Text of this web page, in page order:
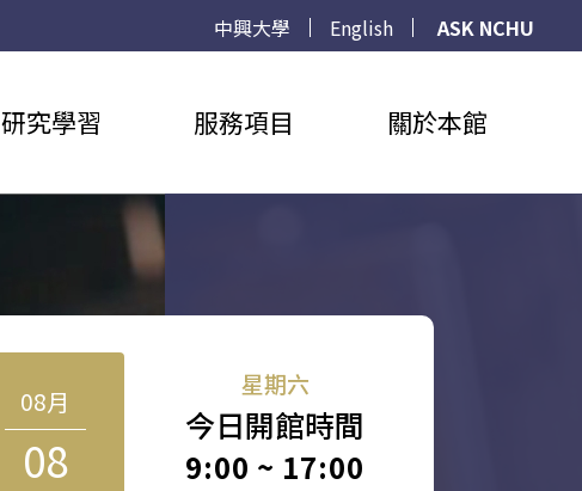
中興大學 English
ASK NCHU
研究學習 服務項目 關於本館
08月
08
星期六
今日開館時間
9:00 ~ 17:00